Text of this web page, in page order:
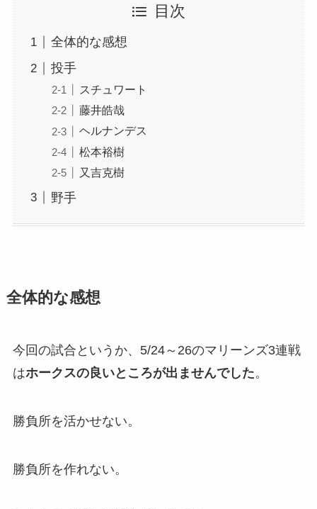
目次
全体的な感想
投手
スチュワート
藤井皓哉
ヘルナンデス
松本裕樹
又吉克樹
野手
全体的な感想
今回の試合というか、5/24～26のマリーンズ3連戦
はホークスの良いところが出ませんでした。
勝負所を活かせない。
勝負所を作れない。